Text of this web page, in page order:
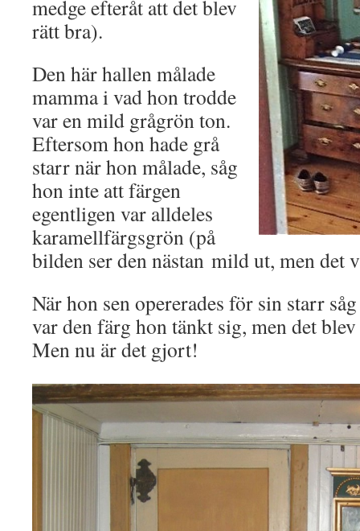
medge efteråt att det blev
rätt bra).
Den här hallen målade
mamma i vad hon trodde
var en mild grågrön ton.
Eftersom hon hade grå
starr när hon målade, såg
hon inte att färgen
egentligen var alldeles
karamellfärgsgrön (på
bilden ser den nästan mild ut, men det
När hon sen opererades för sin starr
var den färg hon tänkt sig, men det
Men nu är det gjort!